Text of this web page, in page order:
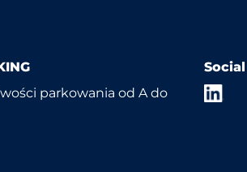
parkowania od A do